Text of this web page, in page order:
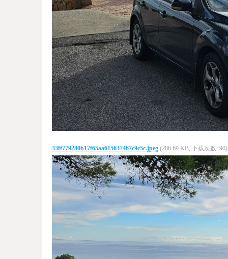
33ff779280b17f65aa615637467c9c5c.jpeg (286.69 KB, 下载次数: 90)